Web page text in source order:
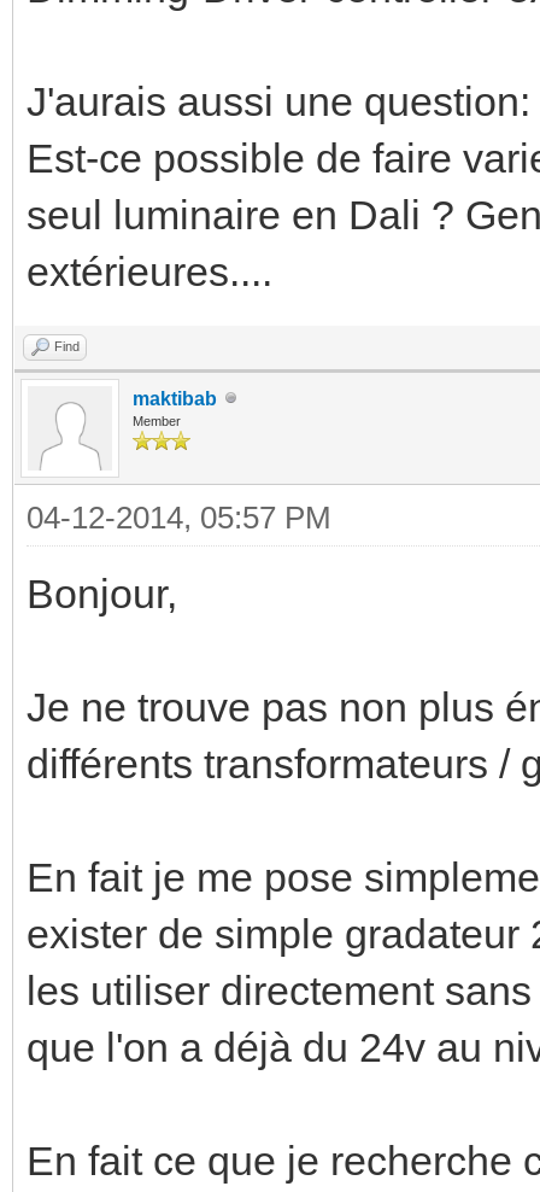
J'aurais aussi une question:
Est-ce possible de faire
seul luminaire en Dali ?
extérieures....
Find
maktibab
Member
04-12-2014, 05:57 PM
Bonjour,
Je ne trouve pas non plus
différents transformateurs /
En fait je me pose
exister de simple gradateur
les utiliser directement
que l'on a déjà du 24v au
En fait ce que je recherche